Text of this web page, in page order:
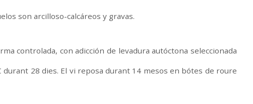
son arcilloso-calcáreos y gravas.
controlada, con adicción de levadura autóctona seleccionada
28 dies. El vi reposa durant 14 mesos en bótes de roure